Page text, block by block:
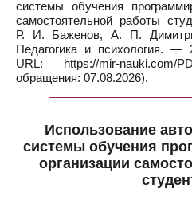
системы обучения
самостоятельной работы
Р. И. Баженов, А. П.
Педагогика и
URL: https://mir-nauki.com/
обращения: 07.08.2026).
Использование
системы обучения
организации